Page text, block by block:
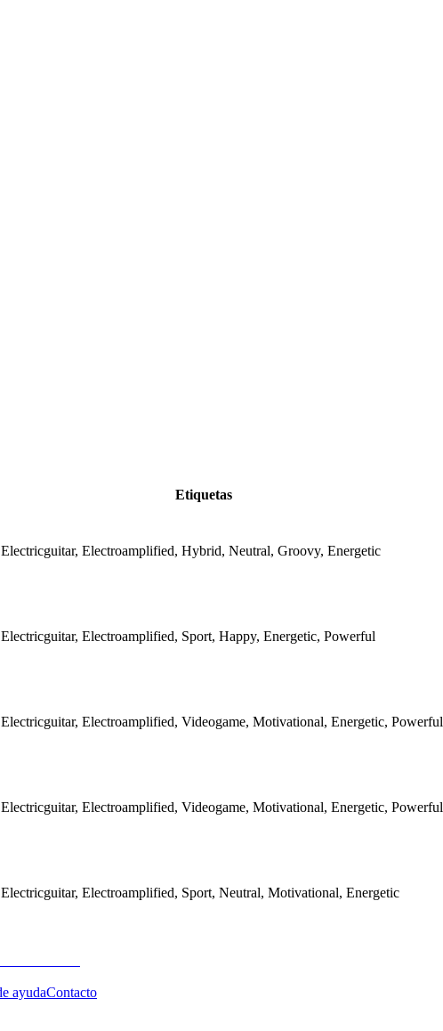
Etiquetas
Electroamplified, Hybrid, Neutral, Groovy, Energetic
Electroamplified, Sport, Happy, Energetic, Powerful
Electroamplified, Videogame, Motivational, Energetic, Powerful
Electroamplified, Videogame, Motivational, Energetic, Powerful
Electroamplified, Sport, Neutral, Motivational, Energetic
ayudaContacto